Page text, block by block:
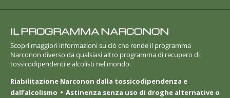
IL PROGRAMMA NARCONON
Scopri maggiori informazioni su ciò che rende il programma
Narconon diverso da qualsiasi altro programma di recupero di
tossicodipendenti e alcolisti nel mondo.
Riabilitazione Narconon dalla tossicodipendenza e
dall’alcolismo
Astinenza senza uso di droghe alternative o